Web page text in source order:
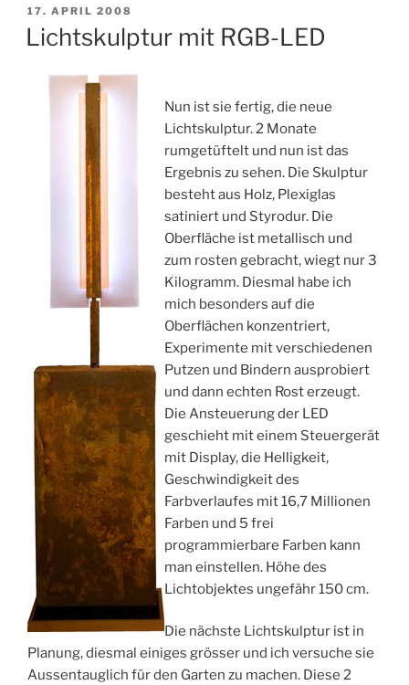
VERÖFFENTLICHT
AM
17. APRIL 2008
Lichtskulptur mit RGB-LED
Nun ist sie fertig, die neue
Lichtskulptur. 2 Monate
rumgetüftelt und nun ist das
Ergebnis zu sehen. Die Skulptur
besteht aus Holz, Plexiglas
satiniert und Styrodur. Die
Oberfläche ist metallisch und
zum rosten gebracht, wiegt nur 3
Kilogramm. Diesmal habe ich
mich besonders auf die
Oberflächen konzentriert,
Experimente mit verschiedenen
Putzen und Bindern ausprobiert
und dann echten Rost erzeugt.
Die Ansteuerung der LED
geschieht mit einem Steuergerät
mit Display, die Helligkeit,
Geschwindigkeit des
Farbverlaufes mit 16,7 Millionen
Farben und 5 frei
programmierbare Farben kann
man einstellen. Höhe des
Lichtobjektes ungefähr 150 cm.
Die nächste Lichtskulptur ist in
Planung, diesmal einiges grösser und ich versuche sie
Aussentauglich für den Garten zu machen. Diese 2